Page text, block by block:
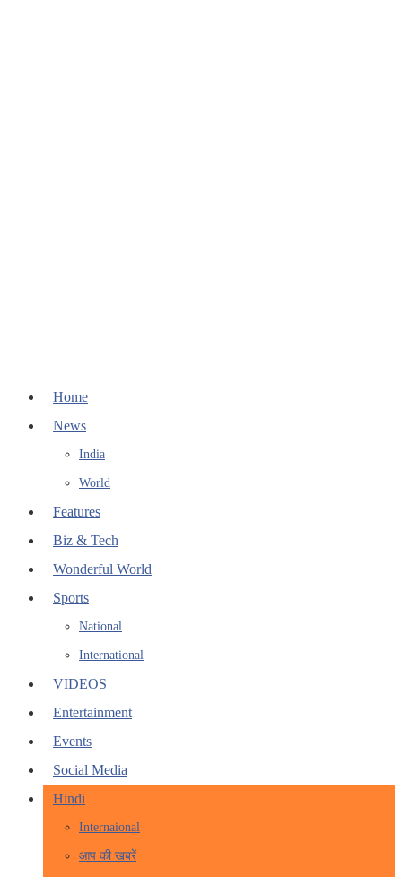
Home
News
India
World
Features
Biz & Tech
Wonderful World
Sports
National
International
VIDEOS
Entertainment
Events
Social Media
Hindi
Internaional
आप की खबरें